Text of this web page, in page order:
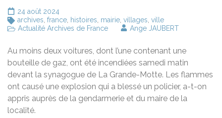
24 août 2024
archives france histoires mairie villages ville
Actualité Archives de France
Ange JAUBERT
Au moins deux voitures, dont l’une contenant une
bouteille de gaz, ont été incendiées samedi matin
devant la synagogue de La Grande-Motte. Les flammes
ont causé une explosion qui a blessé un policier, a-t-on
appris auprès de la gendarmerie et du maire de la
localité.